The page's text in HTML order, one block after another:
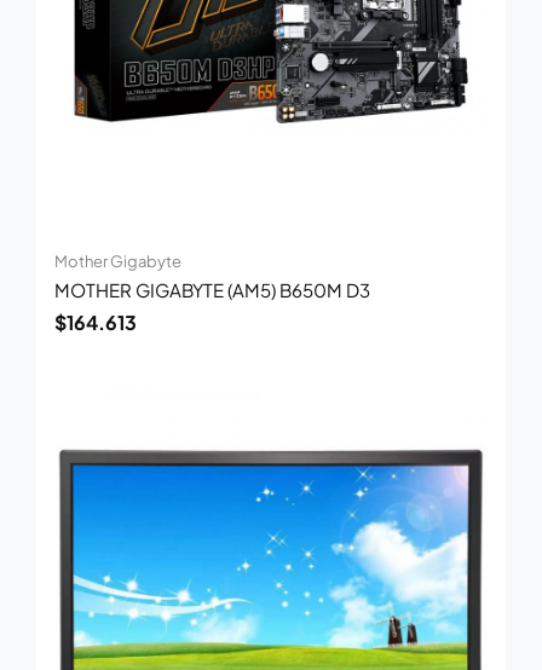
Mother Gigabyte
MOTHER GIGABYTE (AM5) B650M D3
$164.613